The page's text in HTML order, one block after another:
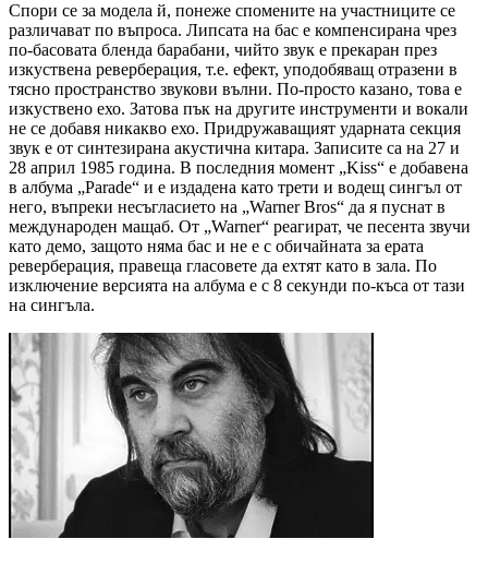
Спори се за модела й, понеже спомените на участниците се
различават по въпроса. Липсата на бас е компенсирана чрез
по-басовата бленда барабани, чийто звук е прекаран през
изкуствена реверберация, т.е. ефект, уподобяващ отразени в
тясно пространство звукови вълни. По-просто казано, това е
изкуствено ехо. Затова пък на другите инструменти и вокали
не се добавя никакво ехо. Придружаващият ударната секция
звук е от синтезирана акустична китара. Записите са на 27 и
28 април 1985 година. В последния момент „Kiss“ е добавена
в албума „Parade“ и е издадена като трети и водещ сингъл от
него, въпреки несъгласието на „Warner Bros“ да я пуснат в
международен мащаб. От „Warner“ реагират, че песента звучи
като демо, защото няма бас и не е с обичайната за ерата
реверберация, правеща гласовете да ехтят като в зала. По
изключение версията на албума е с 8 секунди по-къса от тази
на сингъла.